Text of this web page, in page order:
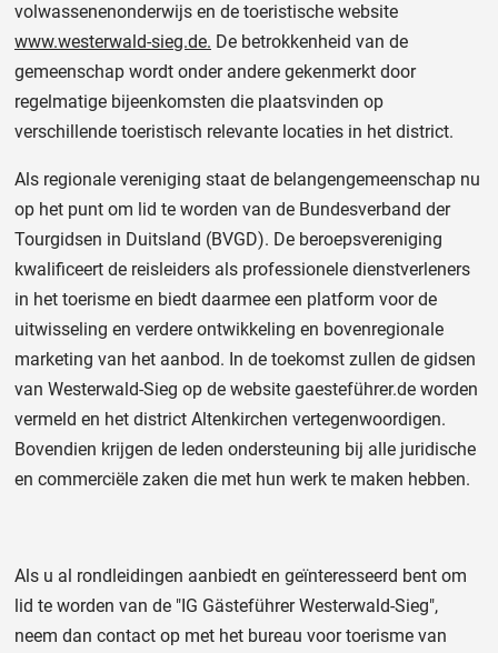
volwassenenonderwijs en de toeristische website
www.westerwald-sieg.de. De betrokkenheid van de
gemeenschap wordt onder andere gekenmerkt door
regelmatige bijeenkomsten die plaatsvinden op
verschillende toeristisch relevante locaties in het district.
Als regionale vereniging staat de belangengemeenschap nu
op het punt om lid te worden van de Bundesverband der
Tourgidsen in Duitsland (BVGD). De beroepsvereniging
kwalificeert de reisleiders als professionele dienstverleners
in het toerisme en biedt daarmee een platform voor de
uitwisseling en verdere ontwikkeling en bovenregionale
marketing van het aanbod. In de toekomst zullen de gidsen
van Westerwald-Sieg op de website gaesteführer.de worden
vermeld en het district Altenkirchen vertegenwoordigen.
Bovendien krijgen de leden ondersteuning bij alle juridische
en commerciële zaken die met hun werk te maken hebben.
Als u al rondleidingen aanbiedt en geïnteresseerd bent om
lid te worden van de "IG Gästeführer Westerwald-Sieg",
neem dan contact op met het bureau voor toerisme van